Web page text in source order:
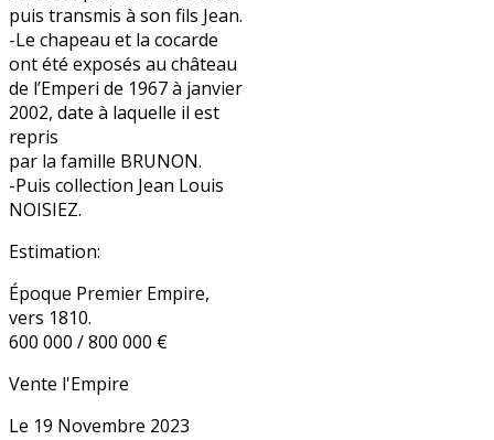
puis transmis à son fils Jean.
-Le chapeau et la cocarde
ont été exposés au château
de l’Emperi de 1967 à janvier
2002, date à laquelle il est
repris
par la famille BRUNON.
-Puis collection Jean Louis
NOISIEZ.
Estimation:
Époque Premier Empire,
vers 1810.
600 000 / 800 000 €
Vente l'Empire
Le 19 Novembre 2023